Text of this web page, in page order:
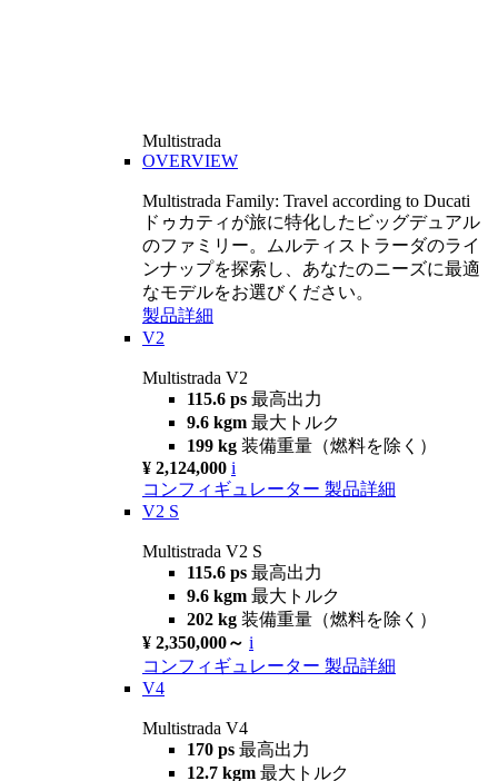
Multistrada
OVERVIEW
Multistrada Family: Travel according to Ducati
ドゥカティが旅に特化したビッグデュアル
のファミリー。ムルティストラーダのライ
ンナップを探索し、あなたのニーズに最適
なモデルをお選びください。
製品詳細
V2
Multistrada V2
115.6 ps 最高出力
9.6 kgm 最大トルク
199 kg 装備重量（燃料を除く）
¥ 2,124,000 i
コンフィギュレーター 製品詳細
V2 S
Multistrada V2 S
115.6 ps 最高出力
9.6 kgm 最大トルク
202 kg 装備重量（燃料を除く）
¥ 2,350,000～ i
コンフィギュレーター 製品詳細
V4
Multistrada V4
170 ps 最高出力
12.7 kgm 最大トルク